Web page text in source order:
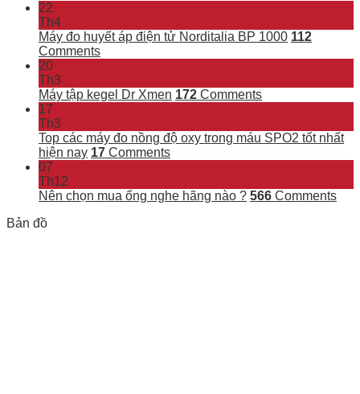
22
Th4
Máy đo huyết áp điện tử Norditalia BP 1000 112
Comments
20
Th3
Máy tập kegel Dr Xmen 172 Comments
17
Th3
Top các máy đo nồng độ oxy trong máu SPO2 tốt nhất
hiện nay 17 Comments
07
Th12
Nên chọn mua ống nghe hãng nào ? 566 Comments
Bản đồ